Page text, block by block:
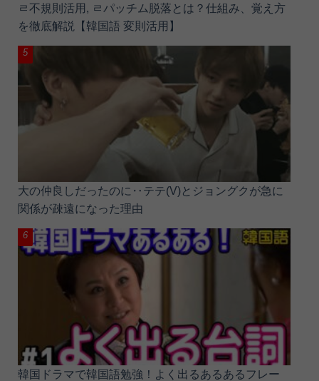
ㄹ不規則活用, ㄹパッチム脱落とは？仕組み、覚え方
を徹底解説【韓国語 変則活用】
大の仲良しだったのに‥テテ(V)とジョングクが急に
関係が疎遠になった理由
韓国ドラマで韓国語勉強！よく出るあるあるフレー